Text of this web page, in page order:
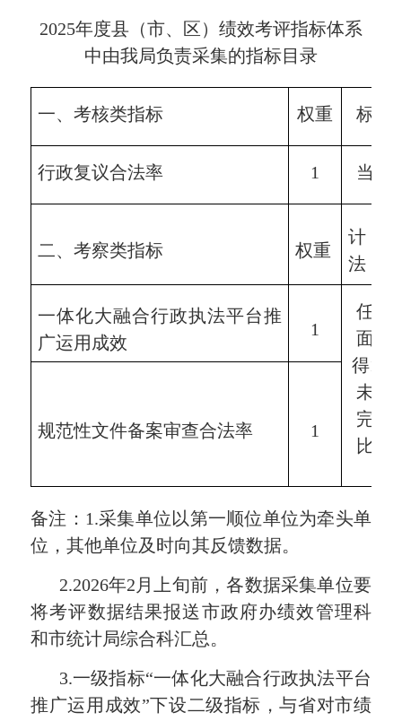
2025年度县（市、区）绩效考评指标体系
中由我局负责采集的指标目录
一、考核类指标 权重 标准
行政复议合法率 1 当年
二、考察类指标 权重
计分
法
一体化大融合行政执法平台推
广运用成效
1
任务
面完
得1分
未全
完成
比例
规范性文件备案审查合法率 1
备注 ： 1.采集单位以第一顺位单位为牵头单
位，其他单位及时向其反馈数据。
2.2026年2 月 上旬前，各数据采集单位要
将考评数据结果报送市政府办绩效管理科
和市统计局综合科汇总。
3.一级指标“一体化大融合行政执法平台
推广运用成效”下设二级指标 ，与省对市绩